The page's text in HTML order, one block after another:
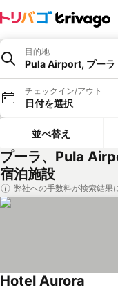
目的地
Pula Airport, プーラ
チェックイン/アウト
日付を選択
並べ替え
プーラ、Pula
宿泊施設
弊社への手数料が検索結果
Hotel Aurora